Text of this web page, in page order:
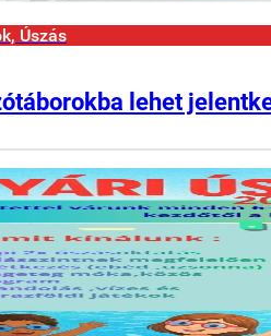
Úszás
lehet